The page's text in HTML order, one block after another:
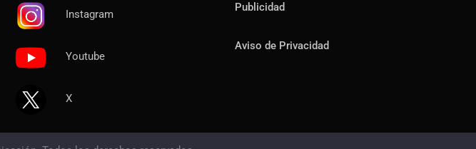
Instagram
Youtube
X
Publicidad
Aviso de Privacidad